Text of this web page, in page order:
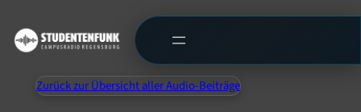
Zurück zur Übersicht aller Audio-Beiträge